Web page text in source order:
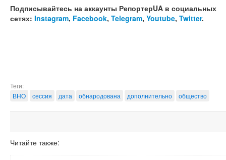
Подписывайтесь на аккаунты РепортерUA в социальных
сетях: Instagram, Facebook, Telegram, Youtube, Twitter.
Теги:
ВНО
сессия дата обнародована дополнительно общество
Читайте также: